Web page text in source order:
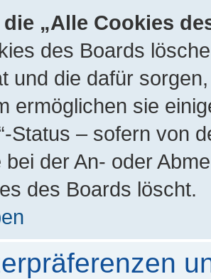
„Alle Cookies
des Boards
und die dafür
ermöglichen sie
Status – sofern von
bei der An- oder
des Boards löscht.